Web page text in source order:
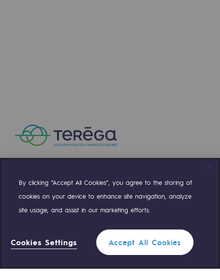
Social
Notre investissement dans les
Mixité et égalité Femme-Homme
QVCT
Sécurité
Sécurité
Compte TwitterCompte Facebook
Compte LinkedinCompte Youtube
Standard Teréga 0 559 133 400
By clicking “Accept All Cookies”, you agree to the storing of
cookies on your device to enhance site navigation, analyze
site usage, and assist in our marketing efforts.
Cookies Settings Accept All Cookies